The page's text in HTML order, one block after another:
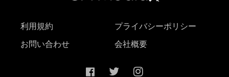
利用規約 プライバシーポリシー
お問い合わせ 会社概要